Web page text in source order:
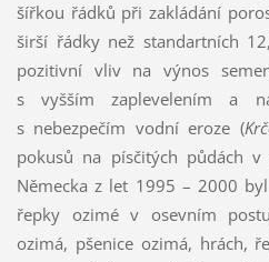
šířkou řádků při zakládání
širší řádky než standartních
pozitivní vliv na výnos
s vyšším zaplevelením a
s nebezpečím vodní eroze (
pokusů na písčitých půdách
Německa z let 1995 – 2000
řepky ozimé v osevním
ozimá, pšenice ozimá, hrách,